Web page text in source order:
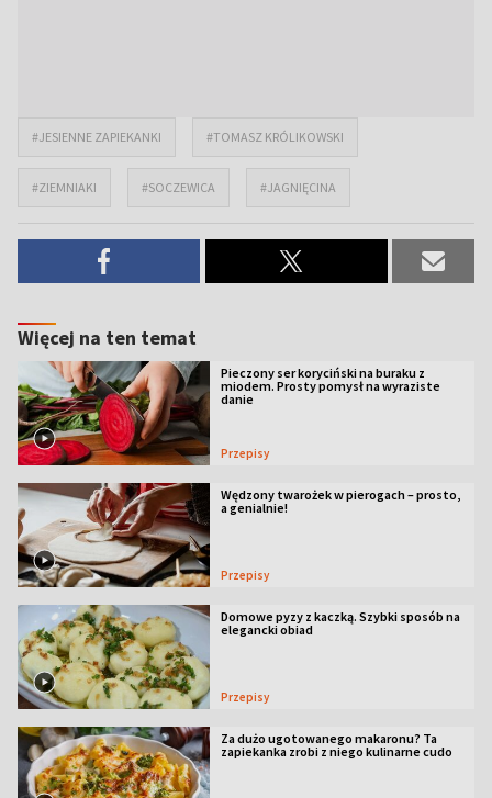
#JESIENNE ZAPIEKANKI #TOMASZ KRÓLIKOWSKI
#ZIEMNIAKI #SOCZEWICA #JAGNIĘCINA
Więcej na ten temat
Pieczony ser koryciński na buraku z
miodem. Prosty pomysł na wyraziste
danie
Przepisy
Wędzony twarożek w pierogach – prosto,
a genialnie!
Przepisy
Domowe pyzy z kaczką. Szybki sposób na
elegancki obiad
Przepisy
Za dużo ugotowanego makaronu? Ta
zapiekanka zrobi z niego kulinarne cudo